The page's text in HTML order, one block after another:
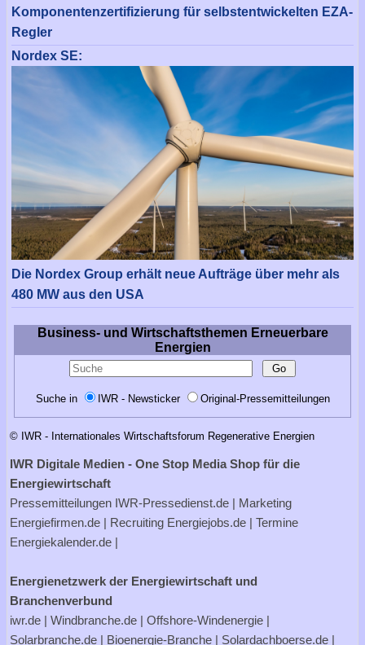
Komponentenzertifizierung für selbstentwickelten EZA-
Regler
Nordex SE:
Die Nordex Group erhält neue Aufträge über mehr als
480 MW aus den USA
Business- und Wirtschaftsthemen Erneuerbare
Energien
Suche in IWR - Newsticker Original-Pressemitteilungen
© IWR - Internationales Wirtschaftsforum Regenerative Energien
IWR Digitale Medien - One Stop Media Shop für die
Energiewirtschaft
Pressemitteilungen IWR-Pressedienst.de | Marketing
Energiefirmen.de | Recruiting Energiejobs.de | Termine
Energiekalender.de |
Energienetzwerk der Energiewirtschaft und
Branchenverbund
iwr.de | Windbranche.de | Offshore-Windenergie |
Solarbranche.de | Bioenergie-Branche | Solardachboerse.de |